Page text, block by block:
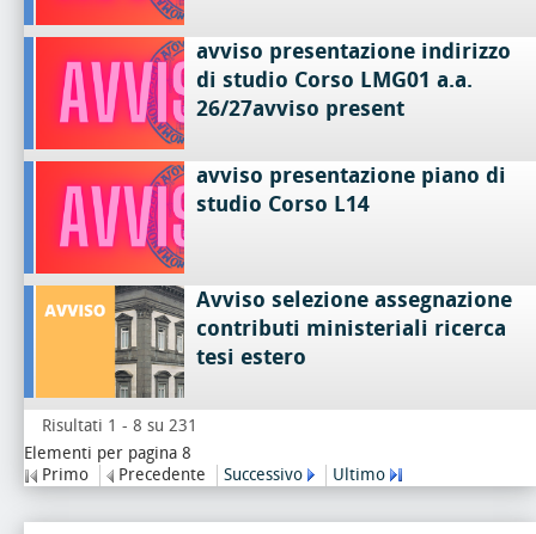
avviso presentazione indirizzo
di studio Corso LMG01 a.a.
26/27avviso present
avviso presentazione piano di
studio Corso L14
Avviso selezione assegnazione
contributi ministeriali ricerca
tesi estero
Risultati 1 - 8 su 231
Elementi per pagina 8
Primo
Precedente Successivo Ultimo